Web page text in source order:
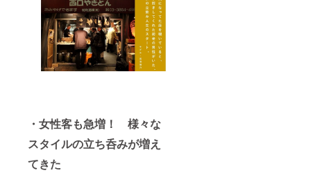
・女性客も急増！ 様々な
スタイルの立ち呑みが増え
てきた